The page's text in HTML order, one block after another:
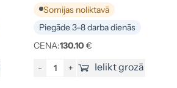
Somijas noliktavā
Piegāde 3–8 darba dienās
CENA:130.10 €
- + Ielikt grozā